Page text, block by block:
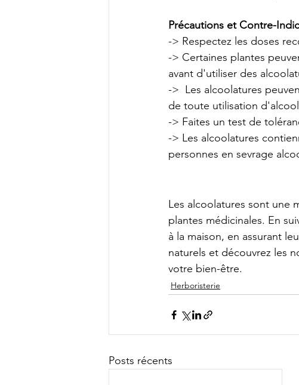
Précautions et Contre-
-> Respectez les doses
-> Certaines plantes
avant d'utiliser des
->  Les alcoolatures
de toute utilisation
-> Faites un test de
-> Les alcoolatures
personnes en sevrage
Les alcoolatures sont une
plantes médicinales. En
à la maison, en assurant
naturels et découvrez les
votre bien-être.
Herboristerie
Posts récents